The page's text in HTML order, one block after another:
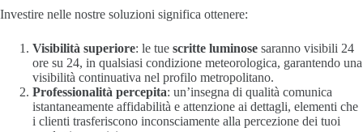
Investire nelle nostre soluzioni significa ottenere:
Visibilità superiore: le tue scritte luminose saranno visibili 24
ore su 24, in qualsiasi condizione meteorologica, garantendo una
visibilità continuativa nel profilo metropolitano.
Professionalità percepita: un’insegna di qualità comunica
istantaneamente affidabilità e attenzione ai dettagli, elementi che
i clienti trasferiscono inconsciamente alla percezione dei tuoi